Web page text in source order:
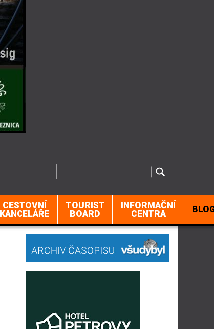
CESTOVNÍ
KANCELÁŘE
TOURIST
BOARD
INFORMAČNÍ
CENTRA